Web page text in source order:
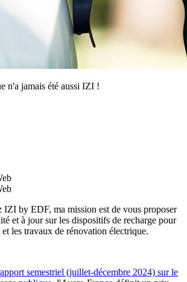
n'a jamais été aussi IZI !
IZI by EDF, ma mission est de vous proposer
et à jour sur les dispositifs de recharge pour
les travaux de rénovation électrique.
semestriel (juillet-décembre 2024) sur le